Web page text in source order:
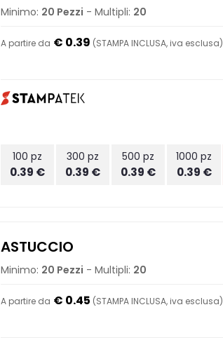
Minimo: 20 Pezzi - Multipli: 20
A partire da € 0.39 (STAMPA INCLUSA, iva esclusa)
100 pz
0.39 €
300 pz
0.39 €
500 pz
0.39 €
1000 pz
0.39 €
ASTUCCIO
Minimo: 20 Pezzi - Multipli: 20
A partire da € 0.45 (STAMPA INCLUSA, iva esclusa)